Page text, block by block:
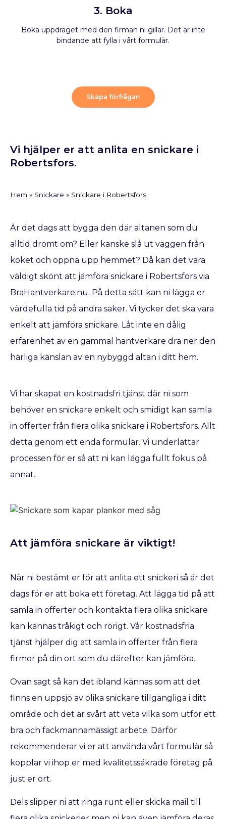
3. Boka
Boka uppdraget med den firman ni gillar. Det är inte
bindande att fylla i vårt formulär.
Skapa förfrågan
Vi hjälper er att anlita en snickare i
Robertsfors.
Hem » Snickare » Snickare i Robertsfors
Är det dags att bygga den där altanen som du
alltid drömt om? Eller kanske slå ut väggen från
köket och öppna upp hemmet? Då kan det vara
väldigt skönt att jämföra snickare i Robertsfors via
BraHantverkare.nu. På detta sätt kan ni lägga er
värdefulla tid på andra saker. Vi tycker det ska vara
enkelt att jämföra snickare. Låt inte en dålig
erfarenhet av en gammal hantverkare dra ner den
härliga känslan av en nybyggd altan i ditt hem.
Vi har skapat en kostnadsfri tjänst där ni som
behöver en snickare enkelt och smidigt kan samla
in offerter från flera olika snickare i Robertsfors. Allt
detta genom ett enda formulär. Vi underlättar
processen för er så att ni kan lägga fullt fokus på
annat.
Att jämföra snickare är viktigt!
När ni bestämt er för att anlita ett snickeri så är det
dags för er att boka ett företag. Att lägga tid på att
samla in offerter och kontakta flera olika snickare
kan kännas tråkigt och rörigt. Vår kostnadsfria
tjänst hjälper dig att samla in offerter från flera
firmor på din ort som du därefter kan jämföra.
Ovan sagt så kan det ibland kännas som att det
finns en uppsjö av olika snickare tillgängliga i ditt
område och det är svårt att veta vilka som utför ett
bra och fackmannamässigt arbete. Därför
rekommenderar vi er att använda vårt formulär så
kopplar vi ihop er med kvalitetssäkrade företag på
just er ort.
Dels slipper ni att ringa runt eller skicka mail till